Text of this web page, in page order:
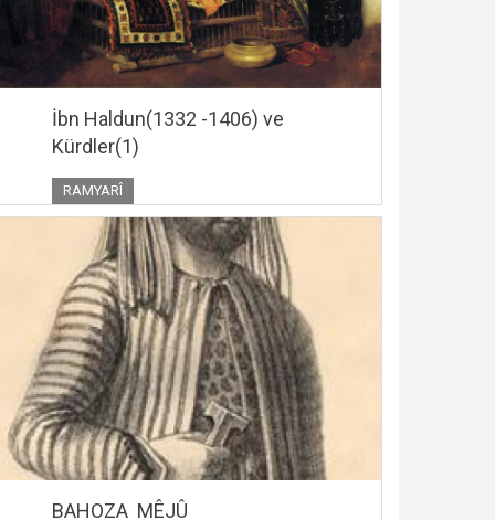
İbn Haldun(1332 -1406) ve
Kürdler(1)
RAMYARÎ
BAHOZA MÊJÛ